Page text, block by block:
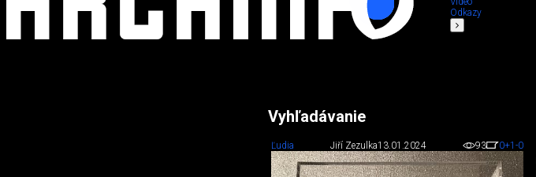
Odkazy
Vyhľadávanie
Ľudia Jiří Zezulka13.01.2024 93 0+1 -0